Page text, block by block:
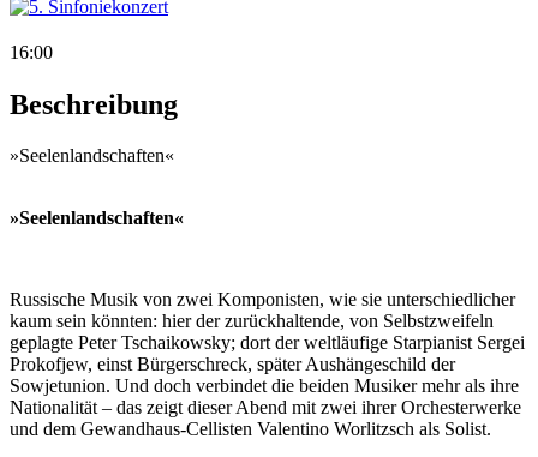
16:00
Beschreibung
»Seelenlandschaften«
»Seelenlandschaften«
Russische Musik von zwei Komponisten, wie sie unterschiedlicher
kaum sein könnten: hier der zurückhaltende, von Selbstzweifeln
geplagte Peter Tschaikowsky; dort der weltläufige Starpianist Sergei
Prokofjew, einst Bürgerschreck, später Aushängeschild der
Sowjetunion. Und doch verbindet die beiden Musiker mehr als ihre
Nationalität – das zeigt dieser Abend mit zwei ihrer Orchesterwerke
und dem Gewandhaus-Cellisten Valentino Worlitzsch als Solist.